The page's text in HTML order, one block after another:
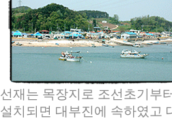
선재는 목장지로 조선초기부
설치되면 대부진에 속하였고